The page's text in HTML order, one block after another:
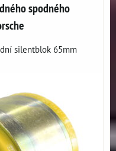
spodného
silentblok 65mm